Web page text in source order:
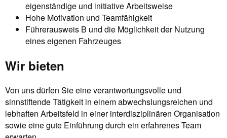
eigenständige und initiative Arbeitsweise
Hohe Motivation und Teamfähigkeit
Führerausweis B und die Möglichkeit der Nutzung
eines eigenen Fahrzeuges
Wir bieten
Von uns dürfen Sie eine verantwortungsvolle und
sinnstiftende Tätigkeit in einem abwechslungsreichen und
lebhaften Arbeitsfeld in einer interdisziplinären Organisation
sowie eine gute Einführung durch ein erfahrenes Team